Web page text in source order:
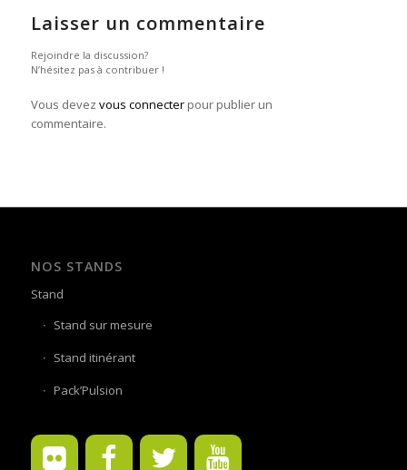
Laisser un commentaire
Rejoindre la discussion?
N’hésitez pas à contribuer !
Vous devez vous connecterpour publier un
commentaire.
NOS STANDS
Stand
Stand sur mesure
Stand itinérant
Pack’Pulsion